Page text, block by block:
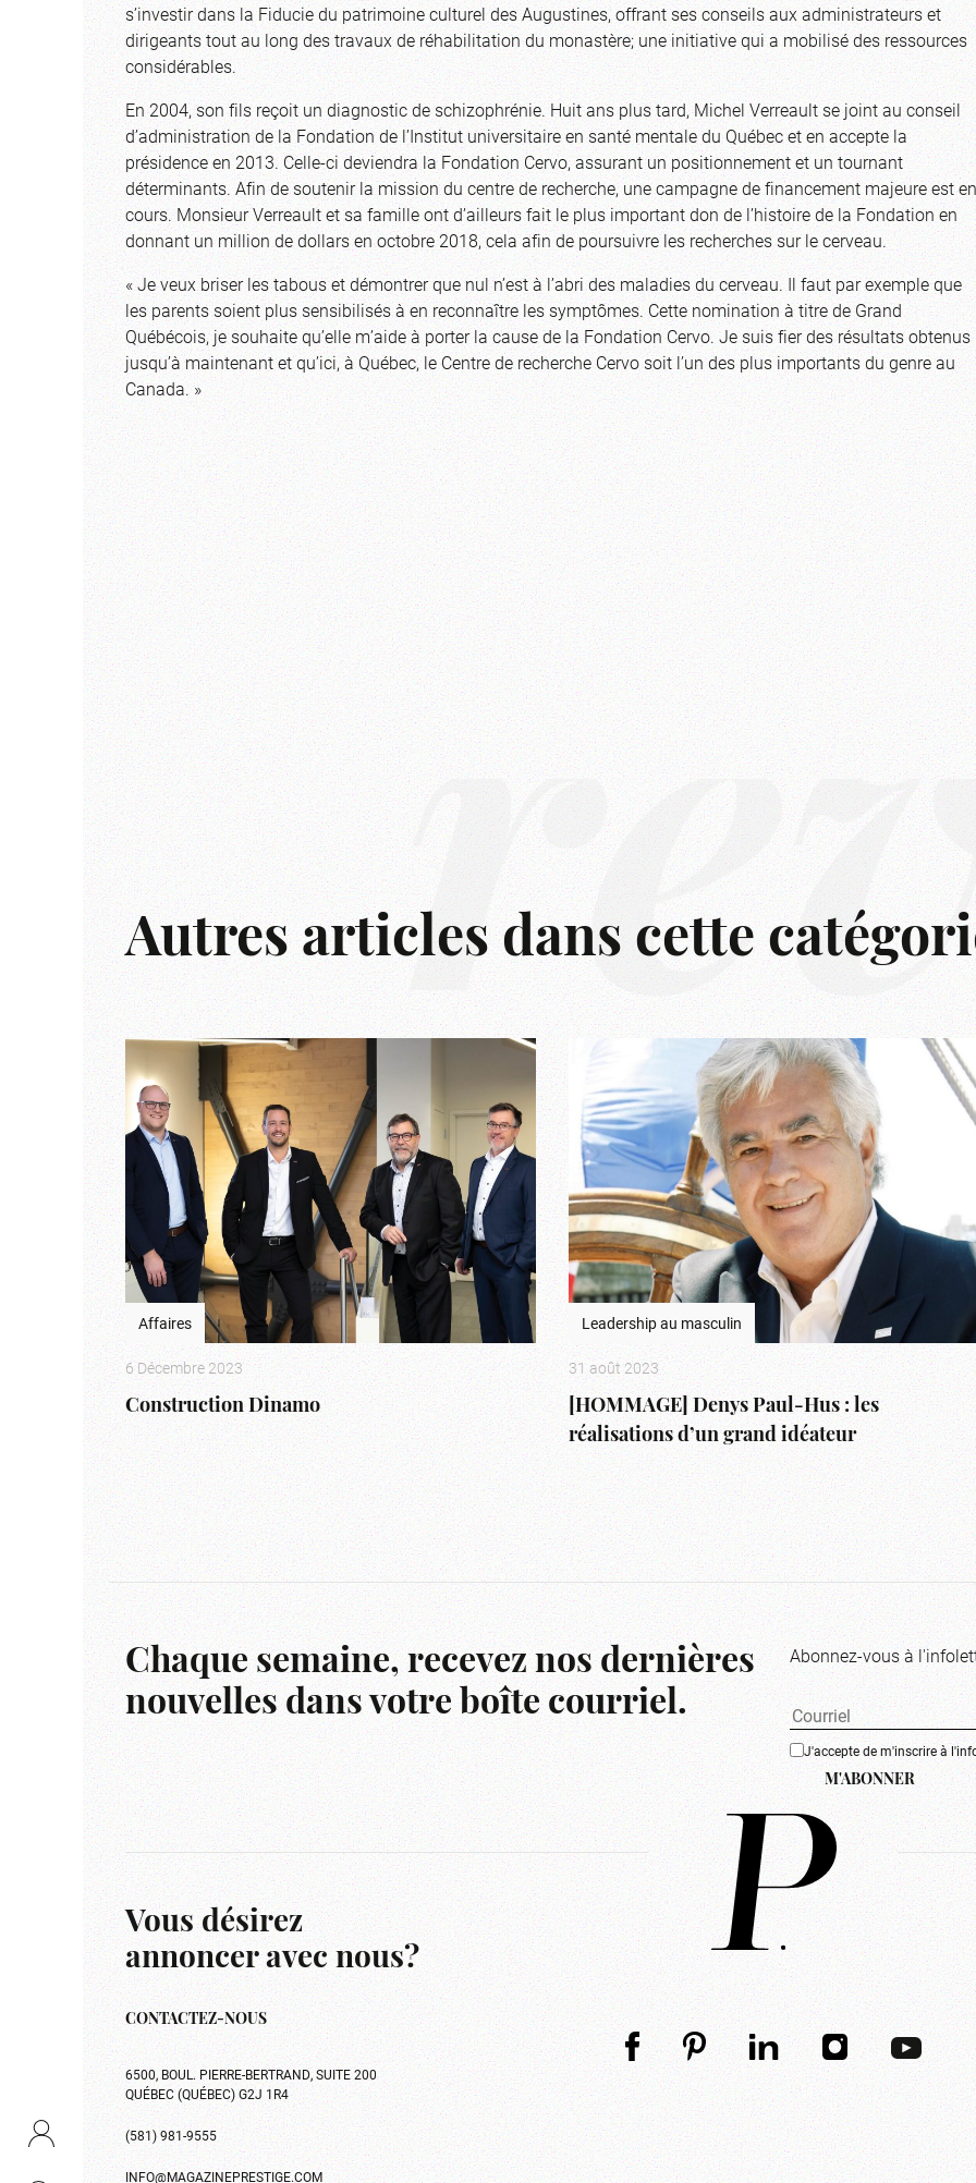
s’investir dans la Fiducie du patrimoine culturel des Augustines, offrant ses conseils aux administrateurs et
dirigeants tout au long des travaux de réhabilitation du monastère; une initiative qui a mobilisé des ressources
considérables.
En 2004, son fils reçoit un diagnostic de schizophrénie. Huit ans plus tard, Michel Verreault se joint au conseil
d’administration de la Fondation de l’Institut universitaire en santé mentale du Québec et en accepte la
présidence en 2013. Celle-ci deviendra la Fondation Cervo, assurant un positionnement et un tournant
déterminants. Afin de soutenir la mission du centre de recherche, une campagne de financement majeure est en
cours. Monsieur Verreault et sa famille ont d’ailleurs fait le plus important don de l’histoire de la Fondation en
donnant un million de dollars en octobre 2018, cela afin de poursuivre les recherches sur le cerveau.
« Je veux briser les tabous et démontrer que nul n’est à l’abri des maladies du cerveau. Il faut par exemple que
les parents soient plus sensibilisés à en reconnaître les symptômes. Cette nomination à titre de Grand
Québécois, je souhaite qu’elle m’aide à porter la cause de la Fondation Cervo. Je suis fier des résultats obtenus
jusqu’à maintenant et qu’ici, à Québec, le Centre de recherche Cervo soit l’un des plus importants du genre au
Canada. »
Autres articles dans cette
Affaires
6 Décembre 2023
Construction Dinamo
Leadership au masculin
31 août 2023
[HOMMAGE] Denys Paul-Hus : les
réalisations d’un grand idéateur
Chaque semaine, recevez nos dernières
nouvelles dans votre boîte courriel.
Abonnez-vous à
J'accepte de m'inscrire à
M'ABONNER
Vous désirez
annoncer avec nous?
CONTACTEZ-NOUS
6500, BOUL. PIERRE-BERTRAND, SUITE 200
QUÉBEC (QUÉBEC) G2J 1R4
(581) 981-9555
INFO@MAGAZINEPRESTIGE.COM